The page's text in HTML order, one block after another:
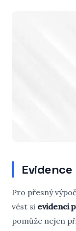
Pro přesný
vést si evidenci
pomůže nejen